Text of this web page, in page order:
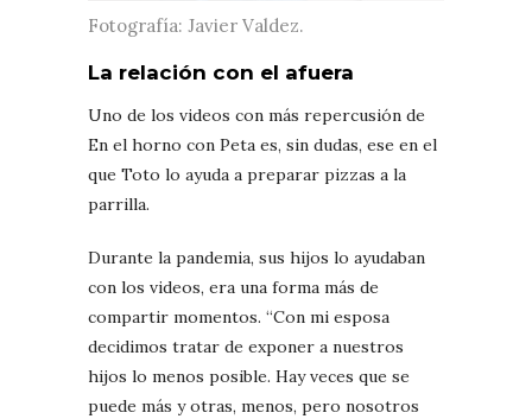
Fotografía: Javier Valdez.
La relación con el afuera
Uno de los videos con más repercusión de
En el horno con Peta es, sin dudas, ese en el
que Toto lo ayuda a preparar pizzas a la
parrilla.
Durante la pandemia, sus hijos lo ayudaban
con los videos, era una forma más de
compartir momentos. “Con mi esposa
decidimos tratar de exponer a nuestros
hijos lo menos posible. Hay veces que se
puede más y otras, menos, pero nosotros